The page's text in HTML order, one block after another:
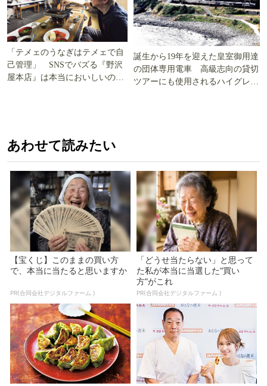
「テメェのうなぎはテメェで自
己管理」 SNSでバズる『野沢
屋本店』は本当においしいの
誕生から19年を迎えた皇室御用達
の団体専用電車 高級志向の貸切
ツアーにも使用されるハイグレー
あわせて読みたい
【宝くじ】このままの買い方
で、本当に当たると思いますか
PR(合同会社デジタルファーム )
「どうせ当たらない」と思って
た私が本当に当選した“買い
方”がこれ
PR(合同会社デジタルファーム )